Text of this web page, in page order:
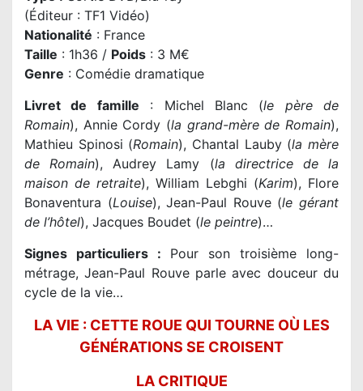
(Éditeur : TF1 Vidéo)
Nationalité : France
Taille : 1h36 / Poids : 3 M€
Genre : Comédie dramatique
Livret de famille : Michel Blanc (le
père de
Romain), Annie Cordy (la grand-mère de Romain),
Mathieu Spinosi (Romain), Chantal Lauby (la mère
de Romain), Audrey Lamy (la directrice de la
maison de retraite), William Lebghi (Karim), Flore
Bonaventura (Louise), Jean-Paul Rouve (le gérant
de l’hôtel), Jacques Boudet (le peintre)…
Signes particuliers : Pour son troisième long-
métrage, Jean-Paul Rouve parle avec douceur du
cycle de la vie…
LA VIE : CETTE ROUE QUI TOURNE OÙ LES
GÉNÉRATIONS SE CROISENT
LA CRITIQUE